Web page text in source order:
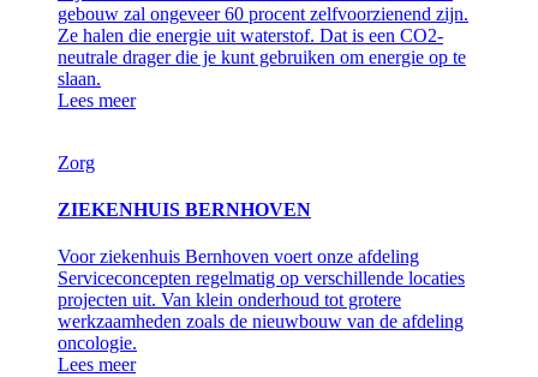
gebouw zal ongeveer 60 procent zelfvoorzienend zijn.
Ze halen die energie uit waterstof. Dat is een CO2-
neutrale drager die je kunt gebruiken om energie op te
slaan.
Lees meer
Zorg
ZIEKENHUIS BERNHOVEN
Voor ziekenhuis Bernhoven voert onze afdeling
Serviceconcepten regelmatig op verschillende locaties
projecten uit. Van klein onderhoud tot grotere
werkzaamheden zoals de nieuwbouw van de afdeling
oncologie.
Lees meer